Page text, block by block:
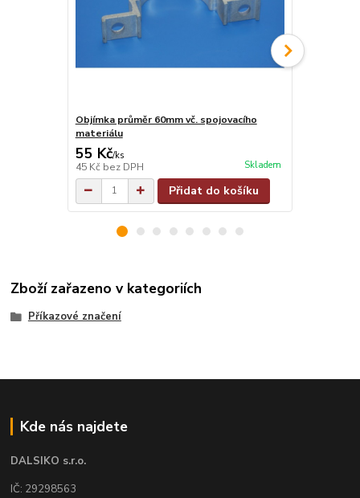
Objímka průměr 60mm vč. spojovacího
materiálu
55 Kč/ks
45 Kč bez DPH Skladem
Přidat do košíku
Zboží zařazeno v kategoriích
Příkazové značení
Kde nás najdete
DALSIKO s.r.o.
IČ: 29298563